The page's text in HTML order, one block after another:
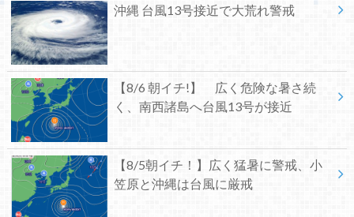
沖縄 台風13号接近で大荒れ警戒
【8/6 朝イチ!】 広く危険な暑さ続
く、南西諸島へ台風13号が接近
【8/5朝イチ！】広く猛暑に警戒、小
笠原と沖縄は台風に厳戒